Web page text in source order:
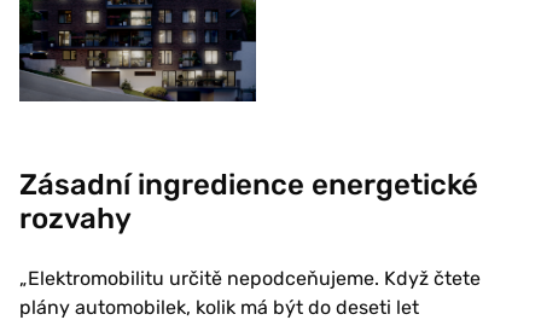
Zásadní ingredience energetické
rozvahy
„Elektromobilitu určitě nepodceňujeme. Když čtete
plány automobilek, kolik má být do deseti let